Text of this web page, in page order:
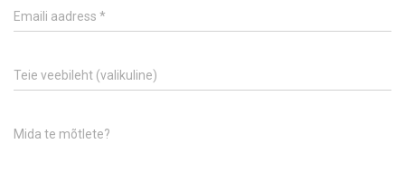
Emaili aadress *
Teie veebileht (valikuline)
Mida te mõtlete?